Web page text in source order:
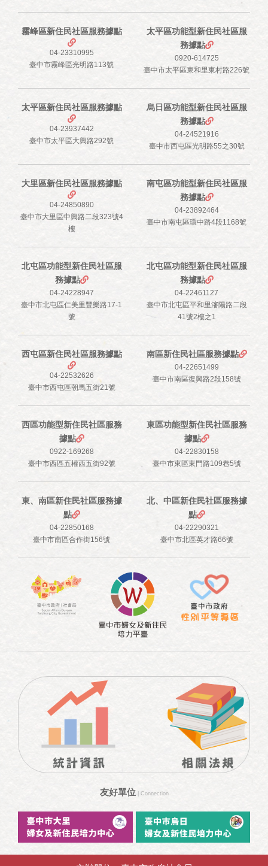
霧峰區新住民社區服務據點
04-23310995
臺中市霧峰區光明路113號
太平區功能型新住民社區服
務據點
0920-614725
臺中市太平區東和里東村路226號
太平區新住民社區服務據點
04-23937442
臺中市太平區大興路292號
烏日區功能型新住民社區服
務據點
04-24521916
臺中市西屯區光明路55之30號
大里區新住民社區服務據點
04-24850890
臺中市大里區中興路二段323號4
樓
南屯區功能型新住民社區服
務據點
04-23892464
臺中市南屯區環中路4段1168號
北屯區功能型新住民社區服
務據點
04-24228947
臺中市北屯區仁美里豐樂路17-1
號
北屯區功能型新住民社區服
務據點
04-22461127
臺中市北屯區平和里瀋陽路二段
41號2樓之1
西屯區新住民社區服務據點
04-22532626
臺中市西屯區朝馬五街21號
南區新住民社區服務據點
04-22651499
臺中市南區復興路2段158號
西區功能型新住民社區服務
據點
0922-169268
臺中市西區五權西五街92號
東區功能型新住民社區服務
據點
04-22830158
臺中市東區東門路109巷5號
東、南區新住民社區服務據
點
04-22850168
臺中市南區合作街156號
北、中區新住民社區服務據
點
04-22290321
臺中市北區英才路66號
友好單位 | Connection